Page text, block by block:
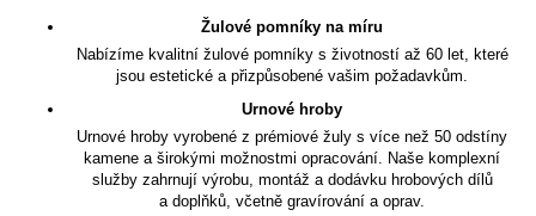
Žulové pomníky na míru
Nabízíme kvalitní žulové pomníky s životností až 60 let, které
jsou estetické a přizpůsobené vašim požadavkům.
Urnové hroby
Urnové hroby vyrobené z prémiové žuly s více než 50 odstíny
kamene a širokými možnostmi opracování. Naše komplexní
služby zahrnují výrobu, montáž a dodávku hrobových dílů
a doplňků, včetně gravírování a oprav.